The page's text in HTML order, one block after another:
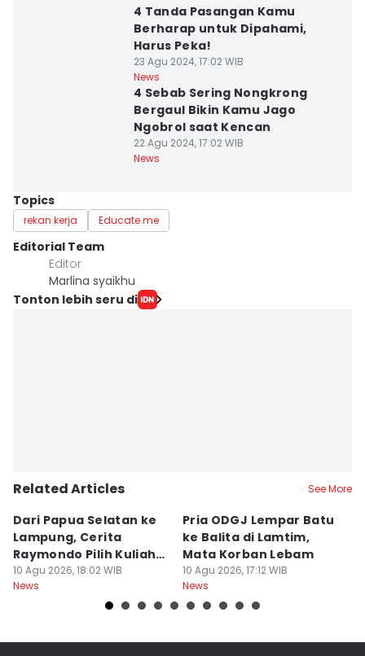
4 Tanda Pasangan Kamu
Berharap untuk Dipahami,
Harus Peka!
23 Agu 2024, 17:02 WIB
News
4 Sebab Sering Nongkrong
Bergaul Bikin Kamu Jago
Ngobrol saat Kencan
22 Agu 2024, 17:02 WIB
News
Topics
rekan kerja Educate me
Editorial Team
Editor
Marlina syaikhu
Tonton lebih seru di
Related Articles See More
Dari Papua Selatan ke
Lampung, Cerita
Raymondo Pilih Kuliah
ITERA
10 Agu 2026, 18:02 WIB
News
Pria ODGJ Lempar Batu
ke Balita di Lamtim,
Mata Korban Lebam
10 Agu 2026, 17:12 WIB
News